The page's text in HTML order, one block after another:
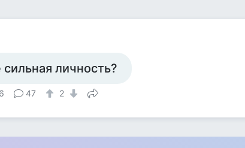
сильная личность?
47 2